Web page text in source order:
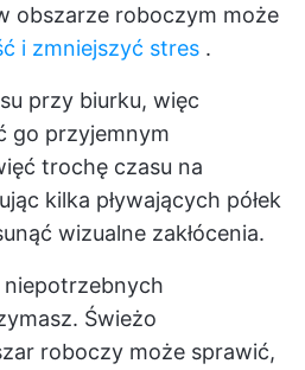
obszarze roboczym może
i zmniejszyć stres .
przy biurku, więc
go przyjemnym
trochę czasu na
kilka pływających półek
wizualne zakłócenia.
Świeżo
roboczy może sprawić,